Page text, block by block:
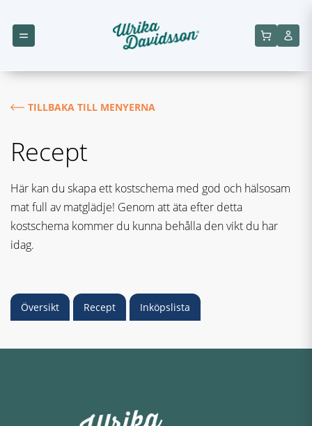
TILLBAKA TILL MENYERNA
Recept
Här kan du skapa ett kostschema med god och hälsosam
mat full av matglädje! Genom att äta efter detta
kostschema kommer du kunna behålla den vikt du har
idag.
Översikt Recept Inköpslista